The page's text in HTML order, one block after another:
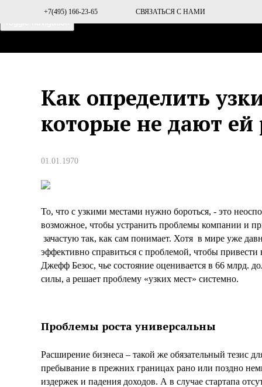
+7(495) 166-23-65 СВЯЗАТЬСЯ С НАМИ
Как определить
которые не дают ей
01.01.1970
То, что с узкими местами нужно бороться, - это
возможное, чтобы устранить проблемы компании и
зачастую так, как сам понимает. Хотя в мире уже
эффективно справиться с проблемой, чтобы
Джефф Безос, чье состояние оценивается в 66 млрд.
силы, а решает проблему «узких мест» системно.
Проблемы роста универсальны
Расширение бизнеса – такой же обязательный тезис
пребывание в прежних границах рано или поздно
издержек и падения доходов. А в случае стартапа